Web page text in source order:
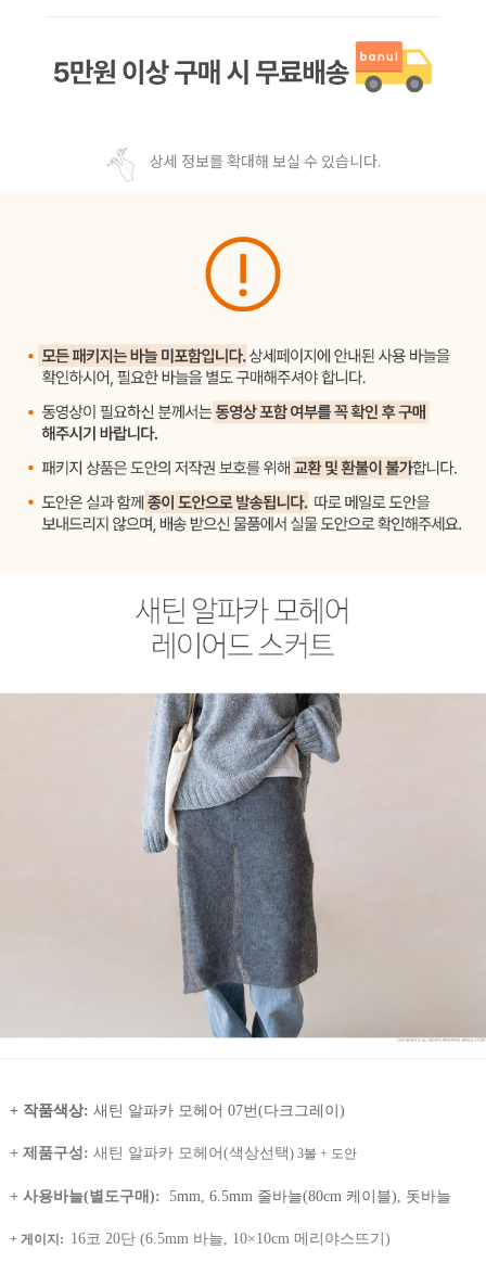
상세 정보를 확대해 보실 수 있습니다.
+ 작품색상: 새틴 알파카 모헤어 07번(다크그레이)
+ 제품구성: 새틴 알파카 모헤어(색상선택) 3볼 + 도안
+ 사용바늘(별도구매): 5mm, 6.5mm 줄바늘(80cm 케이블), 돗바늘
+ 게이지 : 16코 20단 (6.5mm 바늘, 10×10cm 메리야스뜨기)